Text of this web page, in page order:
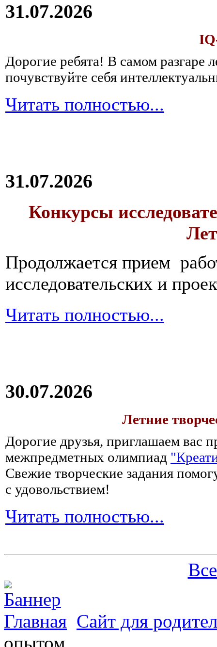
31.07.2026
Дорогие ребята! В самом разгаре
почувствуйте себя
Читать полностью...
31.07.2026
Конкурсы
Продолжается прием
исследовательских и
Читать полностью...
30.07.2026
Летние
Дорогие друзья, приглашаем вас
межпредметных олимпиад
Свежие творческие задания
с удовольствием!
Читать полностью...
Главная Сайт для
опытом